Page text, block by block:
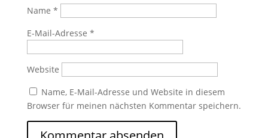
Name *
E-Mail-Adresse *
Website
Name, E-Mail-Adresse und Website in diesem
Browser für meinen nächsten Kommentar speichern.